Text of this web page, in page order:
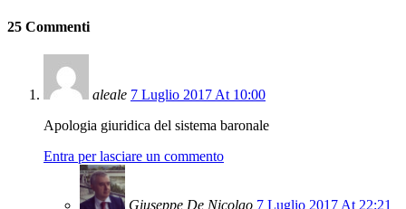
25 Commenti
aleale 7 Luglio 2017 At 10:00
Apologia giuridica del sistema baronale
Entra per lasciare un commento
Giuseppe De Nicolao 7 Luglio 2017 At 22:21